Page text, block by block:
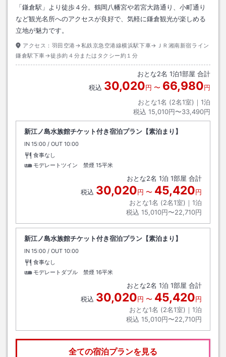
「鎌倉駅」より徒歩４分。鶴岡八幡宮や若宮大路通り、小町通り
など観光名所へのアクセスが良好で、気軽に鎌倉観光が楽しめる
立地が魅力です。
アクセス： 羽田空港→私鉄京急空港線横浜駅下車→ＪＲ湘南新宿ライン
鎌倉駅下車→徒歩約４分またはタクシー約１分
おとな2名 1泊1部屋 合計
税込 30,020円 〜 66,980円
おとな1名 (2名1室)｜ 1泊
税込 15,010円〜33,490円
新江ノ島水族館チケット付き宿泊プラン【素泊まり】
IN チェックイン
15:00 / OUT チェックアウト
10:00
食事なし
モデレートツイン 禁煙 15平米
おとな2名 1泊 1部屋 合計
税込 30,020円 〜 45,420円
おとな1名 (2名1室)｜ 1泊
税込 15,010円〜22,710円
新江ノ島水族館チケット付き宿泊プラン【素泊まり】
IN チェックイン
15:00 / OUT チェックアウト
10:00
食事なし
モデレートダブル 禁煙 16平米
おとな2名 1泊 1部屋 合計
税込 30,020円 〜 45,420円
おとな1名 (2名1室)｜ 1泊
税込 15,010円〜22,710円
全ての宿泊プランを見る